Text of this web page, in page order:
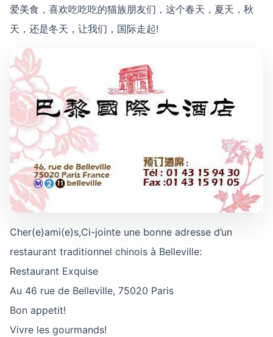
爱美食，喜欢吃吃吃的猫族朋友们，这个春天，夏天，秋
天，还是冬天，让我们，国际走起!
Cher(e)ami(e)s,Ci-jointe une bonne adresse d’un
restaurant traditionnel chinois à Belleville:
Restaurant Exquise
Au 46 rue de Belleville, 75020 Paris
Bon appetit!
Vivre les gourmands!